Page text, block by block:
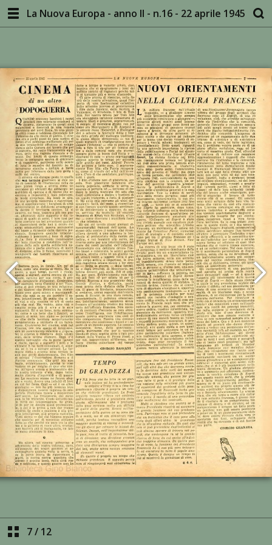
La Nuova Europa - anno II - n.16 - 22 aprile 1945
7/ 12